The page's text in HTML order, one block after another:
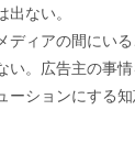
ない。
ディアの間にい
い。広告主の事
ーションにする